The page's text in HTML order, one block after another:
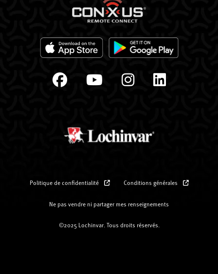
Politique de confidentialité Conditions générales
Ne pas vendre ni partager mes renseignements
©2025 Lochinvar. Tous droits réservés.